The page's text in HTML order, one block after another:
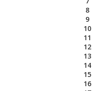
8
9
10
11
12
13
14
15
16